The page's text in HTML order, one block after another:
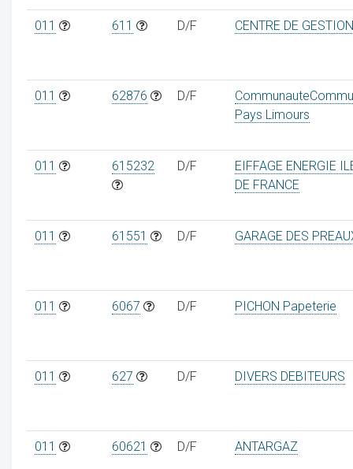
011 611 D/F CENTRE DE GESTION
011 62876 D/F
Pays Limours
011 615232 D/F
EIFFAGE ENERGIE
DE FRANCE
011 61551 D/F GARAGE DES
011 6067 D/F PICHON Papeterie
011 627 D/F DIVERS DEBITEURS
011 60621 D/F ANTARGAZ